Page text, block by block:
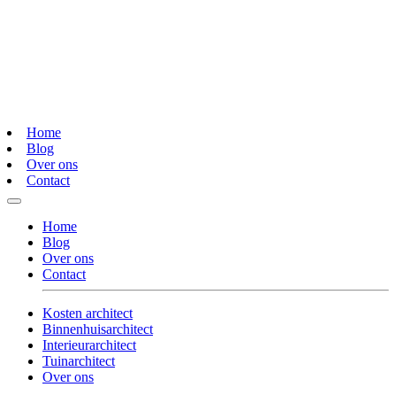
Home
Blog
Over ons
Contact
Home
Blog
Over ons
Contact
Kosten architect
Binnenhuisarchitect
Interieurarchitect
Tuinarchitect
Over ons